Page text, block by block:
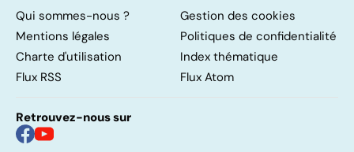
Qui sommes-nous ?
Gestion des cookies
Mentions légales
Politiques de confidentialité
Charte d'utilisation
Index thématique
Flux RSS
Flux Atom
Retrouvez-nous sur